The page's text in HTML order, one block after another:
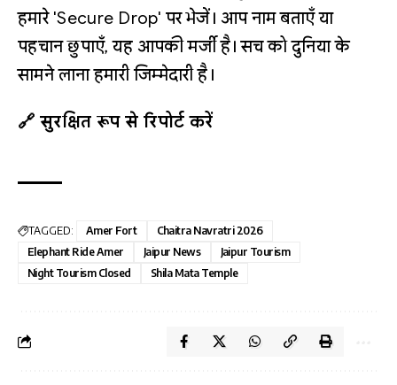
हमारे 'Secure Drop' पर भेजें। आप नाम बताएँ या
पहचान छुपाएँ, यह आपकी मर्जी है। सच को दुनिया के
सामने लाना हमारी जिम्मेदारी है।
🔗 सुरक्षित रूप से रिपोर्ट करें
TAGGED: Amer Fort
Chaitra Navratri 2026
Elephant Ride Amer
Jaipur News
Jaipur Tourism
Night Tourism Closed
Shila Mata Temple